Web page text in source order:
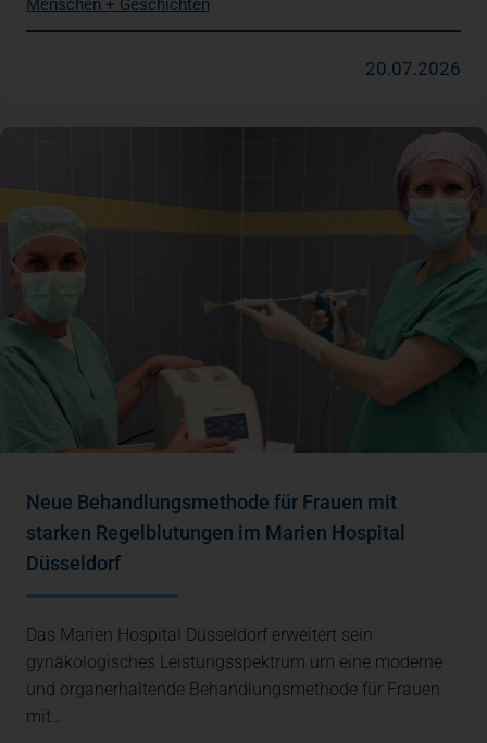
Menschen + Geschichten
20.07.2026
Neue Behandlungsmethode für Frauen mit
starken Regelblutungen im Marien Hospital
Düsseldorf
Das Marien Hospital Düsseldorf erweitert sein
gynäkologisches Leistungsspektrum um eine moderne
und organerhaltende Behandlungsmethode für Frauen
mit…